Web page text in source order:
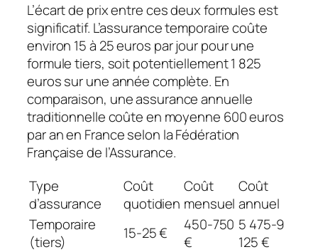
L’écart de prix entre ces deux formules est
significatif. L’assurance temporaire coûte
environ 15 à 25 euros par jour pour une
formule tiers, soit potentiellement 1 825
euros sur une année complète. En
comparaison, une assurance annuelle
traditionnelle coûte en moyenne 600 euros
par an en France selon la Fédération
Française de l’Assurance.
Type
d’assurance
Coût
quotidien
Coût
mensuel
Coût
annuel
Temporaire
(tiers)
15-25 €
450-750
€
5 475-9
125 €